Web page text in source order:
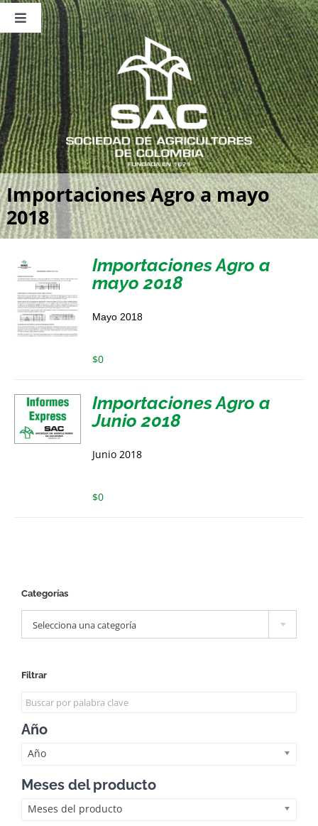
Saltar
contenido
Toggle
Navigation
Nosotros
Publicaciones
Sala de Prensa
Eventos
Importaciones Agro a mayo
2018
Importaciones Agro a
mayo 2018
Mayo 2018
$0
Importaciones Agro a
Junio 2018
Junio 2018
$0
Categorías
Selecciona una categoría
Filtrar
Año
Año
Meses del producto
Meses del producto